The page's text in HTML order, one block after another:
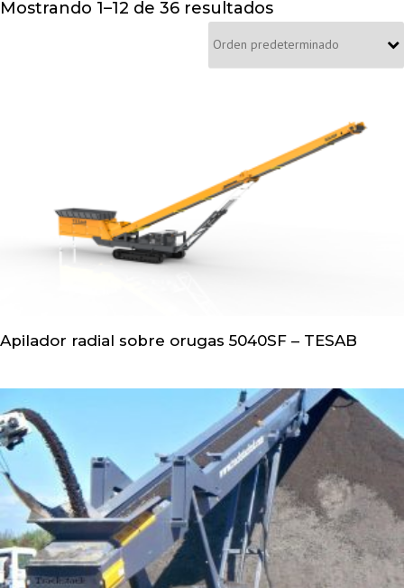
Mostrando 1–12 de 36 resultados
Apilador radial sobre orugas 5040SF – TESAB